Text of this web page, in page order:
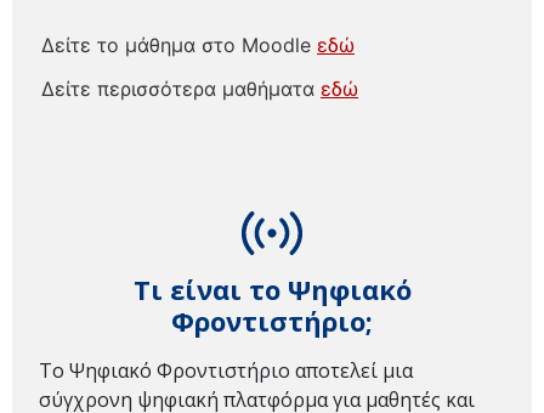
Τι είναι το Ψηφιακό
Φροντιστήριο;
Το Ψηφιακό Φροντιστήριο αποτελεί μια
σύγχρονη ψηφιακή πλατφόρμα για μαθητές και
Δείτε το μάθημα στο Moodle εδώ
Δείτε περισσότερα μαθήματα εδώ